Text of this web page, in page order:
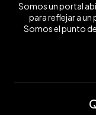
Somos un portal
para reflejar a un
Somos el punto